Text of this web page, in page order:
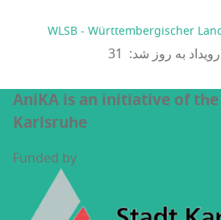
WLSB - Württembergischer
AniKA is an initiative of
Karlsruhe
Funded by